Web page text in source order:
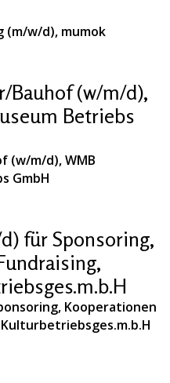
(m/w/d), mumok
Bauhof (w/m/d),
Betriebs
(w/m/d), WMB
GmbH
für Sponsoring,
Kooperationen